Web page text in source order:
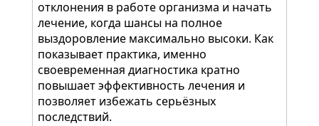
отклонения в работе организма и начать
лечение, когда шансы на полное
выздоровление максимально высоки. Как
показывает практика, именно
своевременная диагностика кратно
повышает эффективность лечения и
позволяет избежать серьёзных
последствий.